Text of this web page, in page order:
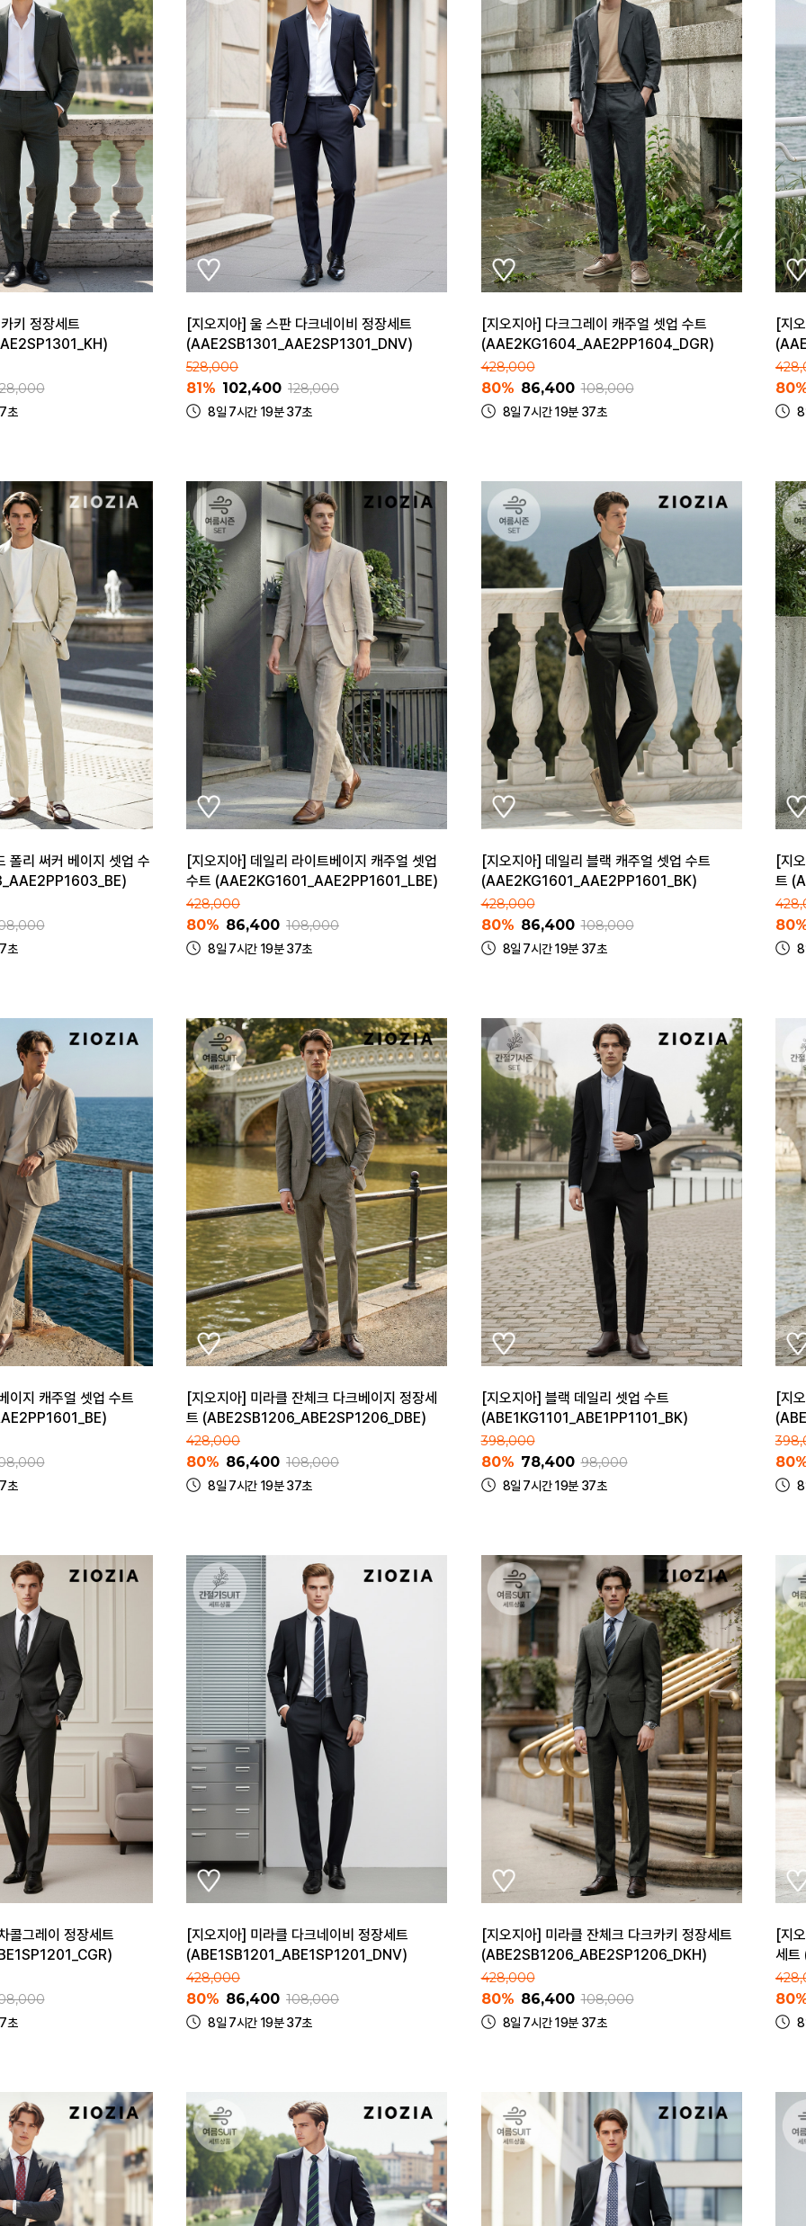
키 정장세트
초
[지오지아] 울 스판 다크네이비 정장세트
(AAE2SB1301_AAE2SP1301_DNV)
528,000
81% 102,400 128,000
8일 7시간 19분 37초
[지오지아] 다크그레이 캐주얼 셋업 수트
(AAE2KG1604_AAE2PP1604_DGR)
428,000
80% 86,400 108,000
8일 7시간 19분 37초
[지
8
폴리 써커 베이지 셋업 수
초
[지오지아] 데일리 라이트베이지 캐주얼 셋업
수트 (AAE2KG1601_AAE2PP1601_LBE)
428,000
80% 86,400 108,000
8일 7시간 19분 37초
[지오지아] 데일리 블랙 캐주얼 셋업 수트
(AAE2KG1601_AAE2PP1601_BK)
428,000
80% 86,400 108,000
8일 7시간 19분 37초
[지
트
8
이지 캐주얼 셋업 수트
초
[지오지아] 미라클 잔체크 다크베이지 정장세
트 (ABE2SB1206_ABE2SP1206_DBE)
428,000
80% 86,400 108,000
8일 7시간 19분 37초
[지오지아] 블랙 데일리 셋업 수트
(ABE1KG1101_ABE1PP1101_BK)
398,000
80% 78,400 98,000
8일 7시간 19분 37초
[지
8
콜그레이 정장세트
초
[지오지아] 미라클 다크네이비 정장세트
(ABE1SB1201_ABE1SP1201_DNV)
428,000
80% 86,400 108,000
8일 7시간 19분 37초
[지오지아] 미라클 잔체크 다크카키 정장세트
(ABE2SB1206_ABE2SP1206_DKH)
428,000
80% 86,400 108,000
8일 7시간 19분 37초
[지
세
8